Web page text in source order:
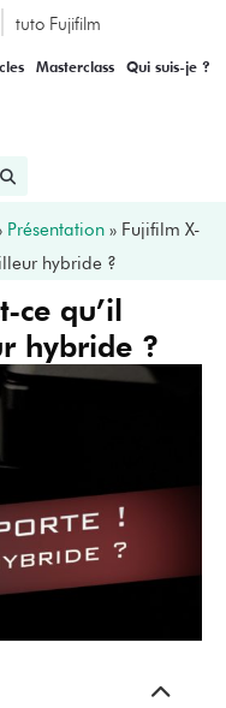
tuto Fujifilm
Masterclass Qui suis-je ?
Présentation » Fujifilm X-
hybride ?
ce qu’il
hybride ?